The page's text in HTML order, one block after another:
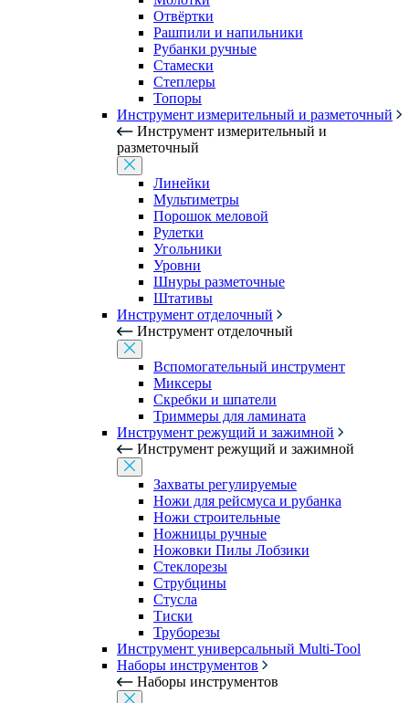
Отвёртки
Рашпили и напильники
Рубанки ручные
Стамески
Степлеры
Топоры
Инструмент измерительный и разметочный
Инструмент измерительный и
разметочный
Линейки
Мультиметры
Порошок меловой
Рулетки
Угольники
Уровни
Шнуры разметочные
Штативы
Инструмент отделочный
Инструмент отделочный
Вспомогательный инструмент
Миксеры
Скребки и шпатели
Триммеры для ламината
Инструмент режущий и зажимной
Инструмент режущий и зажимной
Захваты регулируемые
Ножи для рейсмуса и рубанка
Ножи строительные
Ножницы ручные
Ножовки Пилы Лобзики
Стеклорезы
Струбцины
Стусла
Тиски
Труборезы
Инструмент универсальный Multi-Tool
Наборы инструментов
Наборы инструментов